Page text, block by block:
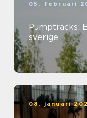
05. februari
Pumptracks:
sverige
08. januari